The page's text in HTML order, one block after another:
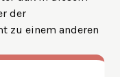
der
zu einem anderen